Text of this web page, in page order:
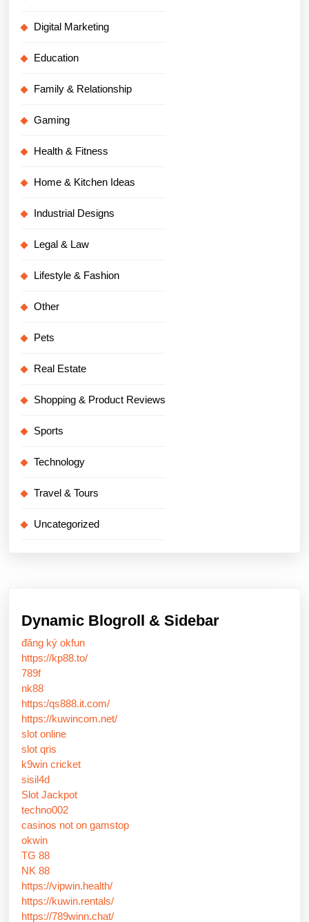
Digital Marketing
Education
Family & Relationship
Gaming
Health & Fitness
Home & Kitchen Ideas
Industrial Designs
Legal & Law
Lifestyle & Fashion
Other
Pets
Real Estate
Shopping & Product Reviews
Sports
Technology
Travel & Tours
Uncategorized
Dynamic Blogroll & Sidebar
đăng ký okfun
https://kp88.to/
789f
nk88
https:/qs888.it.com/
https://kuwincom.net/
slot online
slot qris
k9win cricket
sisil4d
Slot Jackpot
techno002
casinos not on gamstop
okwin
TG 88
NK 88
https://vipwin.health/
https://kuwin.rentals/
https://789winn.chat/